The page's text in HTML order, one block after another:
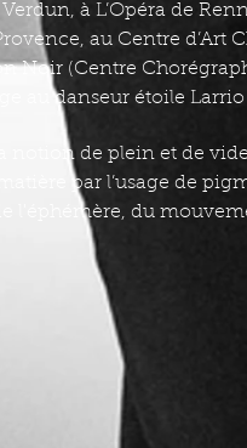
à L’Opéra de
au Centre d’Art
Noir (Centre
au danseur étoile Larrio
notion de plein et de
par l’usage de
l'éphémère, du